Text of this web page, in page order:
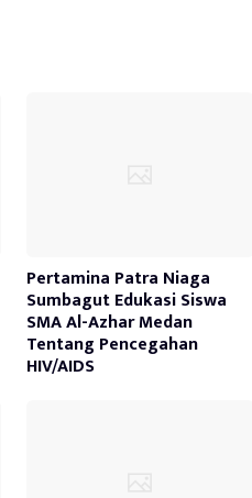
Pertamina Patra Niaga
Sumbagut Edukasi Siswa
SMA Al-Azhar Medan
Tentang Pencegahan
HIV/AIDS